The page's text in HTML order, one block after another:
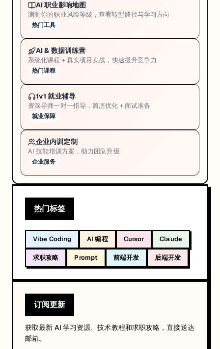
AI 职业影响地图
测测你的职业风险等级，查看转型路径与学习方向
热门工具
AI & 数据训练营
系统化课程 + 真实项目实战，快速提升竞争力
热门课程
1v1 就业辅导
资深导师一对一指导，简历优化 + 面试准备
就业保障
企业内训定制
AI 技能培训方案，助力团队升级
企业服务
热门标签
Vibe Coding AI 编程 Cursor Claude
求职攻略 Prompt 前端开发 后端开发
订阅更新
获取最新 AI 学习资源、技术教程和求职攻略，直接送达
邮箱。